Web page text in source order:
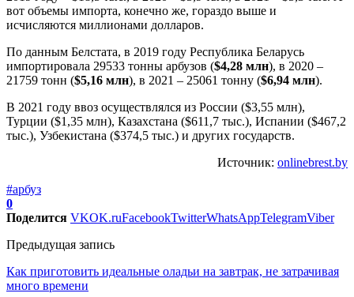
вот объемы импорта, конечно же, гораздо выше и
исчисляются миллионами долларов.
По данным Белстата, в 2019 году Республика Беларусь
импортировала 29533 тонны арбузов ($4,28 млн), в 2020 –
21759 тонн ($5,16 млн), в 2021 – 25061 тонну ($6,94 млн).
В 2021 году ввоз осуществлялся из России ($3,55 млн),
Турции ($1,35 млн), Казахстана ($611,7 тыс.), Испании ($467,2
тыс.), Узбекистана ($374,5 тыс.) и других государств.
Источник: onlinebrest.by
#арбуз
0
Поделится VKOK.ruFacebookTwitterWhatsAppTelegramViber
Предыдущая запись
Как приготовить идеальные оладьи на завтрак, не затрачивая
много времени